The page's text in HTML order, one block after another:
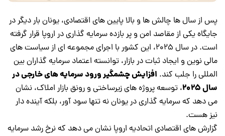
پس از سال ها چالش ها و بالا پایین های اقتصادی، یونان بار دیگر در
جایگاه یکی از مقاصد امن و پر بازده سرمایه گذاری در اروپا قرار گرفته
است. در سال ۲۰۲۵، این کشور با اجرای مجموعه ای از سیاست های
مالی نوین و ایجاد ثبات در بازار، توانسته اعتماد سرمایه گذاران بین
المللی را جلب کند. افزایش چشمگیر ورود سرمایه های خارجی در
سال 2025
، توسعه پروژه های زیرساختی و رونق بازار املاک، نشان
می دهد که سرمایه گذاری در یونان نه تنها سود آور، بلکه آینده دار
نیز هست.
گزارش های اقتصادی اتحادیه اروپا نشان می دهد که نرخ رشد سرمایه